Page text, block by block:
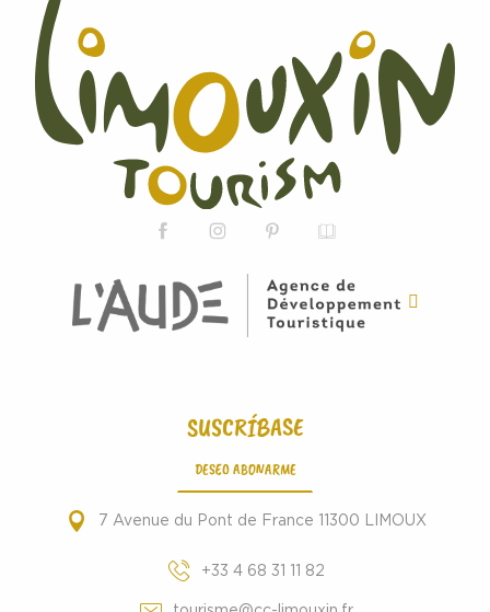
SUSCRÍBASE
DESEO ABONARME
7 Avenue du Pont de France 11300 LIMOUX
+33 4 68 31 11 82